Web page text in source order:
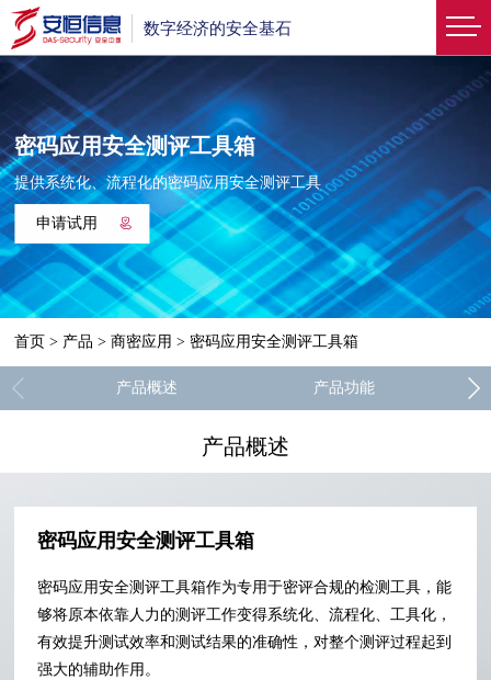
数字经济的安全基石
密码应用安全测评工具箱
提供系统化、流程化的密码应用安全测评工具
申请试用
首页 > 产品 >商密应用 > 密码应用安全测评工具箱
产品概述 产品功能
产品概述
密码应用安全测评工具箱
密码应用安全测评工具箱作为专用于密评合规的检测工具，能
够将原本依靠人力的测评工作变得系统化、流程化、工具化，
有效提升测试效率和测试结果的准确性，对整个测评过程起到
强大的辅助作用。